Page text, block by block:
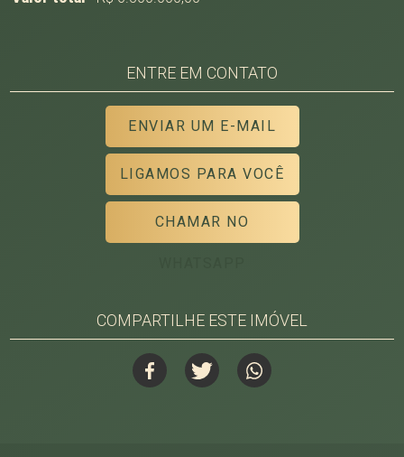
ENTRE EM CONTATO
ENVIAR UM E-MAIL
LIGAMOS PARA VOCÊ
CHAMAR NO
COMPARTILHE ESTE IMÓVEL